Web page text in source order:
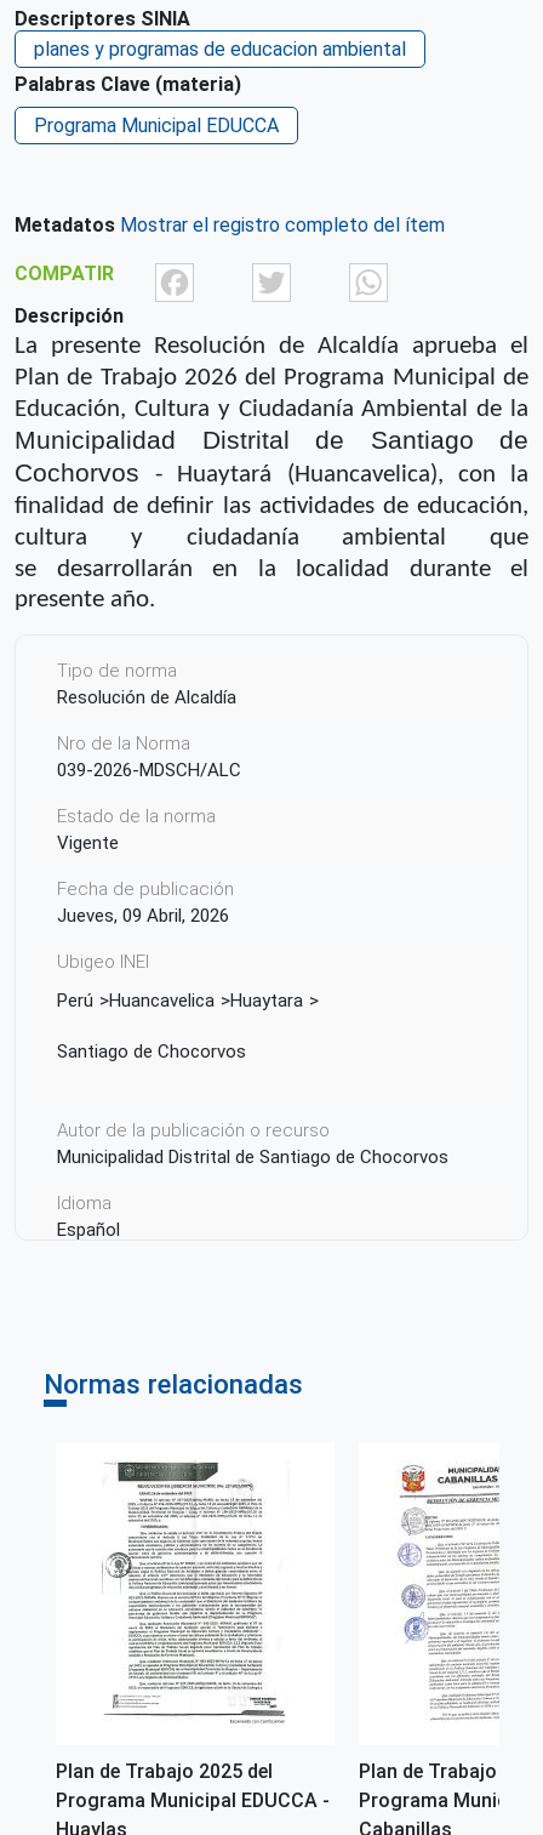
Descriptores SINIA
planes y programas de educacion ambiental
Palabras Clave (materia)
Programa Municipal EDUCCA
Metadatos Mostrar el registro completo del ítem
COMPATIR FacebookTwitter
Descripción
La presente Resolución de Alcaldía aprueba el
Plan de Trabajo 2026 del Programa Municipal de
Educación, Cultura y Ciudadanía Ambiental de
la
Municipalidad Distrital de Santiago de
Cochorvos- Huaytará (Huancavelica), con la
finalidad dedefinir las actividades de educación,
cultura y ciudadanía ambiental que
se desarrollarán en la localidad durante el
presente año.
Tipo de norma
Resolución de Alcaldía
Nro de la Norma
039-2026-MDSCH/ALC
Estado de la norma
Vigente
Fecha de publicación
Jueves, 09 Abril, 2026
Ubigeo INEI
Perú
Huancavelica Huaytara
Santiago de Chocorvos
Autor de la publicación o recurso
Municipalidad Distrital de Santiago de Chocorvos
Idioma
Español
Normas relacionadas
Plan de Trabajo 2025 del
Programa Municipal EDUCCA -
Huaylas
Plan de Trabajo
Programa Municipal
Cabanillas